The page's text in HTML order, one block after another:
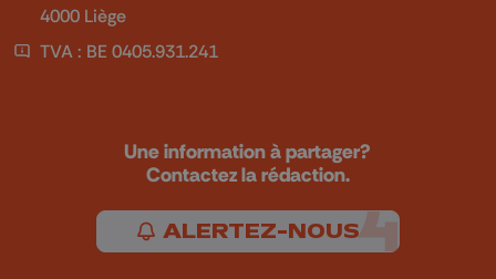
4000 Liège
TVA : BE 0405.931.241
Une information à partager?
Contactez la rédaction.
ALERTEZ-NOUS